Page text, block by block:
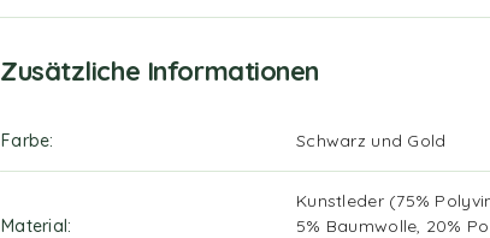
Zusätzliche Informationen
Farbe Schwarz und Gold
Material
Kunstleder (75%
5% Baumwolle, 20%